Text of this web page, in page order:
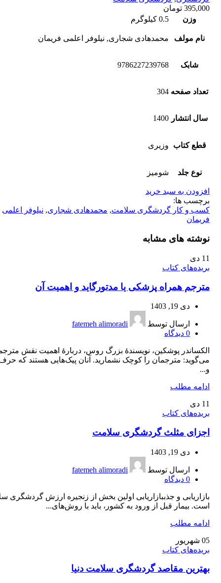
395,000 تومان
وزن
0.5 کیلوگرم
نام مولف محمدهادی شجاری, نیلوفر اعلمی فریمان
شابک 9786227239768
تعداد صفحه 304
سال انتشار 1400
قطع کتاب وزیری
نوع جلد شومیز
افزودن به سبد خرید
برچسب ها:
کسب و کار گردشگری سلامت, محمدهادی شجاری, نیلوفر اعلمی
فریمان
نوشته های مشابه
11 دی
بریده‌های کتاب
مترجم همراه پزشکی یا مدتورگاید و اهمیت آن
دی 19, 1403
ارسال توسط
fatemeh alimoradi
0 دیدگاه
الکساندر پوشکین، نویسندۀ بزرگ روس، دربارۀ اهمیت نقش
می‌گوید: مترجمان را کوچک نشمارید. آنان پیک‌‌هایی هستند که
و...
ادامه مطلب
11 دی
بریده‌های کتاب
اجزای مثلث گردشگری سلامت
دی 19, 1403
ارسال توسط
fatemeh alimoradi
0 دیدگاه
بازاریابی و جذببازاریابی اولین بخش از زنجیره ارزش گردشگری
است. بیمار قبل از ورود به کشور، باید با روش‌های...
ادامه مطلب
05 شهریور
بریده‌های کتاب
بهترین مقاصد گردشگری سلامت دنیا